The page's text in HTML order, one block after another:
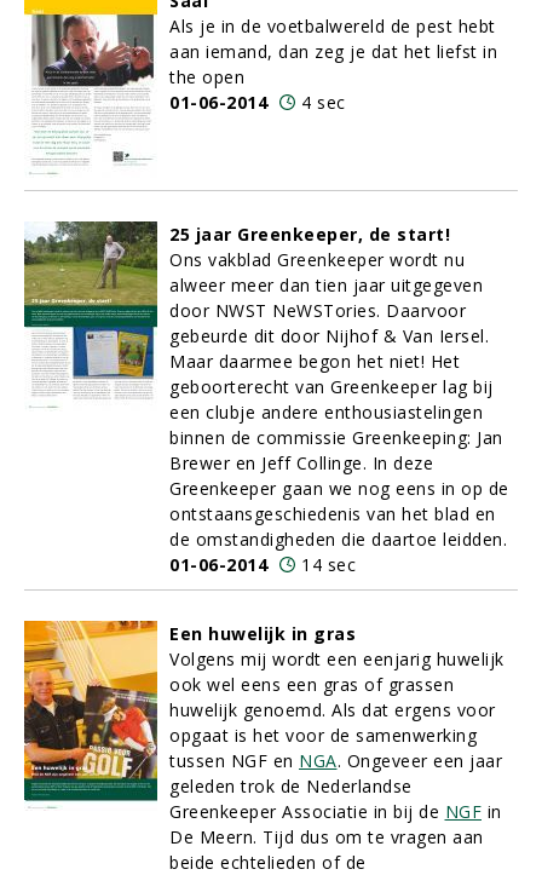
Als je in de voetbalwereld de pest hebt
aan iemand, dan zeg je dat het liefst in
the open
01-06-2014
4 sec
25 jaar Greenkeeper, de start!
Ons vakblad Greenkeeper wordt nu
alweer meer dan tien jaar uitgegeven
door NWST NeWSTories. Daarvoor
gebeurde dit door Nijhof & Van Iersel.
Maar daarmee begon het niet! Het
geboorterecht van Greenkeeper lag bij
een clubje andere enthousiastelingen
binnen de commissie Greenkeeping: Jan
Brewer en Jeff Collinge. In deze
Greenkeeper gaan we nog eens in op de
ontstaansgeschiedenis van het blad en
de omstandigheden die daartoe leidden.
01-06-2014
14 sec
Een huwelijk in gras
Volgens mij wordt een eenjarig huwelijk
ook wel eens een gras of grassen
huwelijk genoemd. Als dat ergens voor
opgaat is het voor de samenwerking
tussen NGF en NGA. Ongeveer een jaar
geleden trok de Nederlandse
Greenkeeper Associatie in bij de NGF in
De Meern. Tijd dus om te vragen aan
beide echtelieden of de